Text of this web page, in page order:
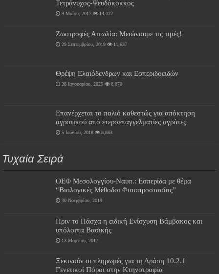
Τετράνυχος-Ψευδόκοκκος
9 Μαΐου, 2017 14,022
Ζωοτροφές Αιτωλία: Μειώνουμε τις τιμές!
29 Σεπτεμβρίου, 2019 11,637
Θρέψη Ελαιόδενδρων και Εσπεριδοειδών
28 Ιανουαρίου, 2025 8,870
Επανέρχεται το παλιό καθεστώς για απόκτηση
αγροτικού από ετεροεπαγγελματίες αγρότες
5 Ιουνίου, 2018 8,863
Τυχαία Σειρά
ΟΕΦ Μεσολογγίου-Ναυπ.: Εσπερίδα με θέμα
“Βιολογικές Μέθοδοι Φυτοπροστασίας”
30 Νοεμβρίου, 2019
Πριν το Πάσχα η ειδική Ενίσχυση Βάμβακος και
υπόλοιπα Βασικής
13 Μαρτίου, 2017
Ξεκινούν οι πληρωμές για τη Δράση 10.2.1
Γενετικοί Πόροι στην Κτηνοτροφία